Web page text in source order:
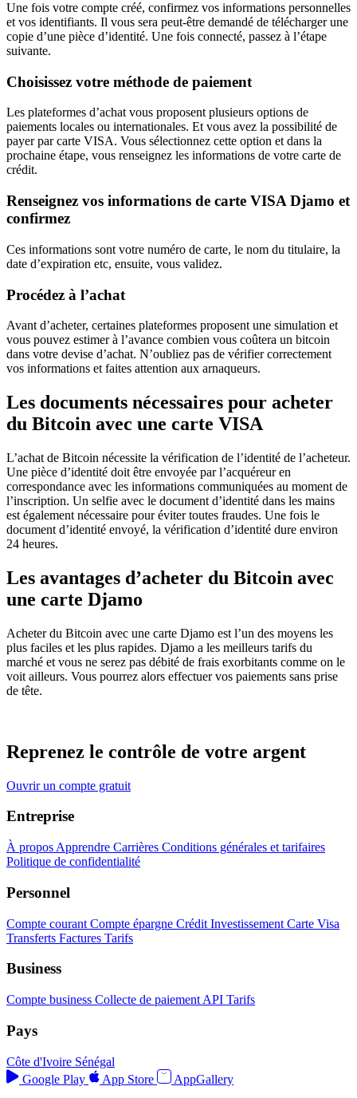
Une fois votre compte créé, confirmez vos informations personnelles
et vos identifiants. Il vous sera peut-être demandé de télécharger une
copie d’une pièce d’identité. Une fois connecté, passez à l’étape
suivante.
Choisissez votre méthode de paiement
Les plateformes d’achat vous proposent plusieurs options de
paiements locales ou internationales. Et vous avez la possibilité de
payer par carte VISA. Vous sélectionnez cette option et dans la
prochaine étape, vous renseignez les informations de votre carte de
crédit.
Renseignez vos informations de carte VISA Djamo et
confirmez
Ces informations sont votre numéro de carte, le nom du titulaire, la
date d’expiration etc, ensuite, vous validez.
Procédez à l’achat
Avant d’acheter, certaines plateformes proposent une simulation et
vous pouvez estimer à l’avance combien vous coûtera un bitcoin
dans votre devise d’achat. N’oubliez pas de vérifier correctement
vos informations et faites attention aux arnaqueurs.
Les documents nécessaires pour acheter
du Bitcoin avec une carte VISA
L’achat de Bitcoin nécessite la vérification de l’identité de l’acheteur.
Une pièce d’identité doit être envoyée par l’acquéreur en
correspondance avec les informations communiquées au moment de
l’inscription. Un selfie avec le document d’identité dans les mains
est également nécessaire pour éviter toutes fraudes. Une fois le
document d’identité envoyé, la vérification d’identité dure environ
24 heures.
Les avantages d’acheter du Bitcoin avec
une carte Djamo
Acheter du Bitcoin avec une carte Djamo est l’un des moyens les
plus faciles et les plus rapides. Djamo a les meilleurs tarifs du
marché et vous ne serez pas débité de frais exorbitants comme on le
voit ailleurs. Vous pourrez alors effectuer vos paiements sans prise
de tête.
Reprenez le contrôle de votre argent
Ouvrir un compte gratuit
Entreprise
À propos Apprendre Carrières Conditions générales et tarifaires
Politique de confidentialité
Personnel
Compte courant Compte épargne Crédit Investissement Carte Visa
Transferts Factures Tarifs
Business
Compte business Collecte de paiement API Tarifs
Pays
Côte d'Ivoire Sénégal
Google Play
App Store
AppGallery